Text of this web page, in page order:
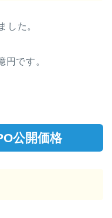
した。
です。
公開価格